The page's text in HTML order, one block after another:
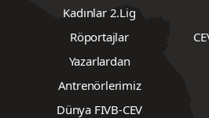
Kadınlar 2.Lig
Röportajlar
Yazarlardan
Antrenörlerimiz
Dünya FIVB-CEV